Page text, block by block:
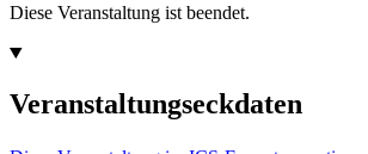
Diese Veranstaltung ist beendet.
Veranstaltungseckdaten